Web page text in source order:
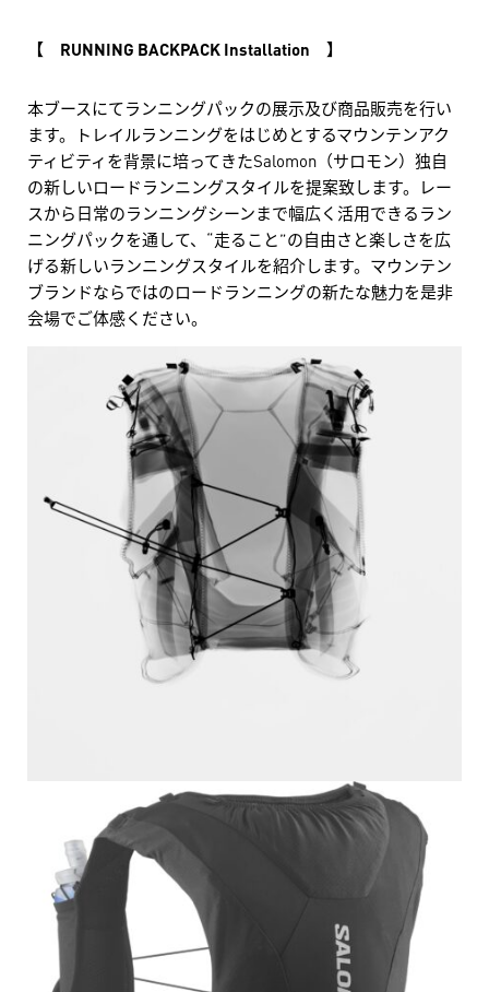
【 RUNNING BACKPACK Installation 】
本ブースにてランニングパックの展示及び商品販売を行い
ます。トレイルランニングをはじめとするマウンテンアク
ティビティを背景に培ってきたSalomon（サロモン）独自
の新しいロードランニングスタイルを提案致します。レー
スから日常のランニングシーンまで幅広く活用できるラン
ニングパックを通して、“走ること”の自由さと楽しさを広
げる新しいランニングスタイルを紹介します。マウンテン
ブランドならではのロードランニングの新たな魅力を是非
会場でご体感ください。